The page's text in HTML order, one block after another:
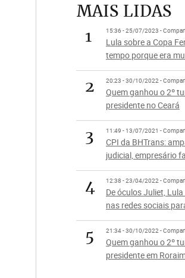
MAIS LIDAS
1
15:36 - 25/07/2023 -
Lula sobre a Copa
tempo porque era
2 20:23 - 30/10/2022 -
Quem ganhou o 2º
presidente no Ceará
3 11:49 - 13/07/2021 -
CPI da BHTrans:
judicial, empresário
4 12:38 - 23/04/2022 -
De óculos Juliet,
nas redes sociais
5 21:34 - 30/10/2022 -
Quem ganhou o 2º
presidente em